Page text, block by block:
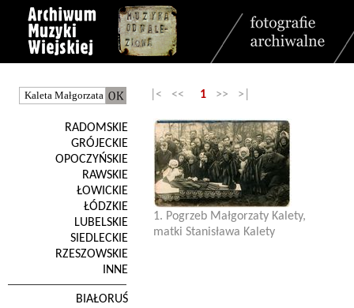
RADOMSKIE
GRÓJECKIE
OPOCZYŃSKIE
RAWSKIE
ŁOWICKIE
ŁÓDZKIE
LUBELSKIE
SIEDLECKIE
RZESZOWSKIE
INNE
BIAŁORUŚ
|< << 1 >> >|
1. Pogrzeb Małgorzaty Kalety,
matki Stanisława Kalety